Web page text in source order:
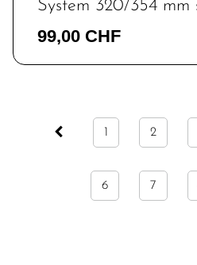
System 320/354 mm
99,00 CHF
1 2
6 7